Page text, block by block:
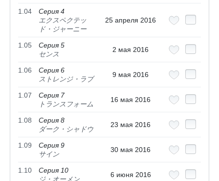
1.04
Серия 4
エクスペクテッ
ド・ジャーニー
25 апреля 2016
1.05
Серия 5
センス
2 мая 2016
1.06
Серия 6
ストレンジ・ラブ
9 мая 2016
1.07
Серия 7
トランスフォーム
16 мая 2016
1.08
Серия 8
ダーク・シャドウ
23 мая 2016
1.09
Серия 9
サイン
30 мая 2016
1.10
Серия 10
ジ・オーメン
6 июня 2016